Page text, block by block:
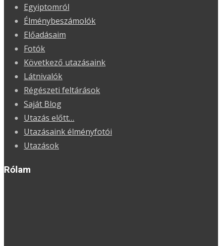
Egyiptomról
Élménybeszámolók
Előadásaim
Fotók
Következő utazásaink
Látnivalók
Régészeti feltárások
Saját Blog
Utazás előtt…
Utazásaink élményfotói
Utazások
Rólam